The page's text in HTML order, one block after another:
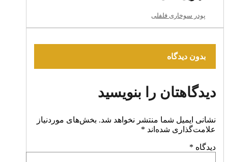
پودر سوخاری فلفلی
بدون دیدگاه
دیدگاهتان را بنویسید
نشانی ایمیل شما منتشر نخواهد شد. بخش‌های موردنیاز
علامت‌گذاری شده‌اند *
دیدگاه *